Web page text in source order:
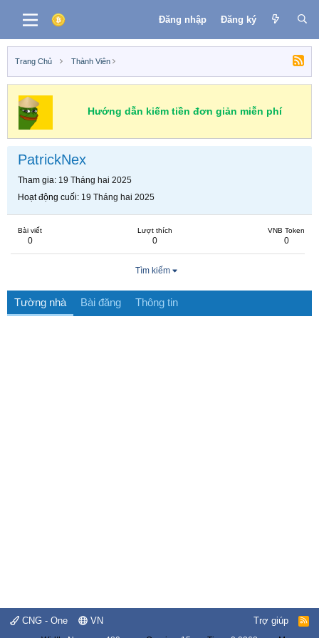
Đăng nhập Đăng ký
Trang Chủ Thành Viên
Hướng dẫn kiếm tiền đơn giản miễn phí
PatrickNex
Tham gia 19 Tháng hai 2025
Hoạt động cuối 19 Tháng hai 2025
Bài viết
0
Lượt thích
0
VNB Token
0
Tìm kiếm
Tường nhà Bài đăng Thông tin
CNG - One VN Trợ giúp
R